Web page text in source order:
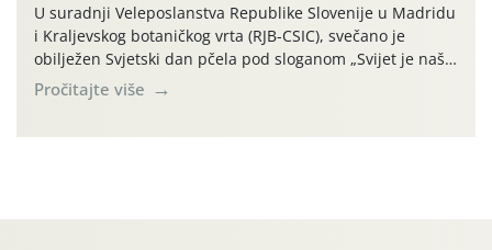
U suradnji Veleposlanstva Republike Slovenije u Madridu
i Kraljevskog botaničkog vrta (RJB-CSIC), svečano je
obilježen Svjetski dan pčela pod sloganom „Svijet je naša
košnica: pčele bez granica”. Događaj je okupio brojne
diplomatske predstavnike, znanstvenike i stručnjake, a
Pročitajte više